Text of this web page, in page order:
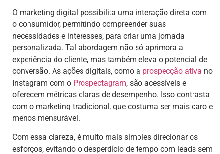
O marketing digital possibilita uma interação direta com
o consumidor, permitindo compreender suas
necessidades e interesses, para criar uma jornada
personalizada. Tal abordagem não só aprimora a
experiência do cliente, mas também eleva o potencial de
conversão. As ações digitais, como a prospecção ativa no
Instagram com o Prospectagram, são acessíveis e
oferecem métricas claras de desempenho. Isso contrasta
com o marketing tradicional, que costuma ser mais caro e
menos mensurável.
Com essa clareza, é muito mais simples direcionar os
esforços, evitando o desperdício de tempo com leads sem